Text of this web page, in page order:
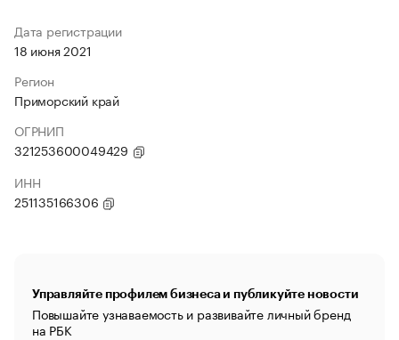
Дата регистрации
18 июня 2021
Регион
Приморский край
ОГРНИП
321253600049429
ИНН
251135166306
Управляйте профилем бизнеса и публикуйте новости
Повышайте узнаваемость и развивайте личный бренд
на РБК